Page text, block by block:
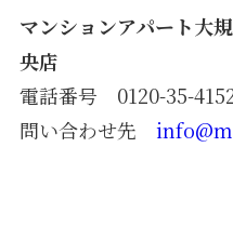
マンションアパート大
央店
電話番号 0120-35-
問い合わせ先